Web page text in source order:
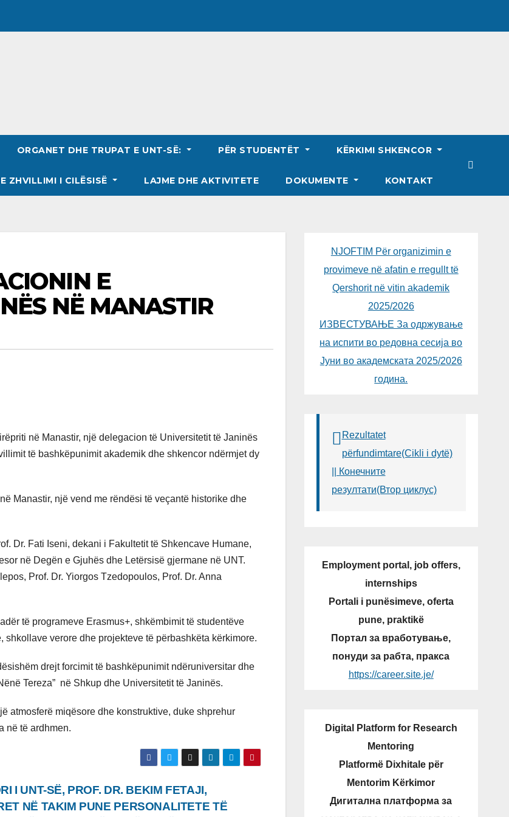
ORGANET DHE TRUPAT E UNT-SË: PËR STUDENTËT KËRKIMI SHKENCOR
ZHVILLIMI I CILËSISË LAJME DHE AKTIVITETE DOKUMENTE KONTAKT
E
NË MANASTIR
në Manastir, një delegacion të Universitetit të Janinës
të bashkëpunimit akademik dhe shkencor ndërmjet dy
Manastir, një vend me rëndësi të veçantë historike dhe
Dr. Fati Iseni, dekani i Fakultetit të Shkencave Humane,
në Degën e Gjuhës dhe Letërsisë gjermane në UNT.
Prof. Dr. Yiorgos Tzedopoulos, Prof. Dr. Anna
të programeve Erasmus+, shkëmbimit të studentëve
verore dhe projekteve të përbashkëta kërkimore.
drejt forcimit të bashkëpunimit ndëruniversitar dhe
Tereza” në Shkup dhe Universitetit të Janinës.
atmosferë miqësore dhe konstruktive, duke shprehur
në të ardhmen.
I UNT-SË, PROF. DR. BEKIM FETAJI,
NË TAKIM PUNE PERSONALITETE TË
NJOFTIM Për organizimin e
provimeve në afatin e rregullt të
Qershorit në vitin akademik
2025/2026
ИЗВЕСТУВАЊЕ За одржување
на испити во редовна сесија во
Јуни во академската 2025/2026
година.
Rezultatet
përfundimtare(Cikli i dytë)
|| Конечните
резултати(Втор циклус)
Employment portal, job offers,
internships
Portali i punësimeve, oferta
pune, praktikë
Портал за вработување,
понуди за рабта, пракса
https://career.site.je/
Digital Platform for Research
Mentoring
Platformë Dixhitale për
Mentorim Kërkimor
Дигитална платформа за